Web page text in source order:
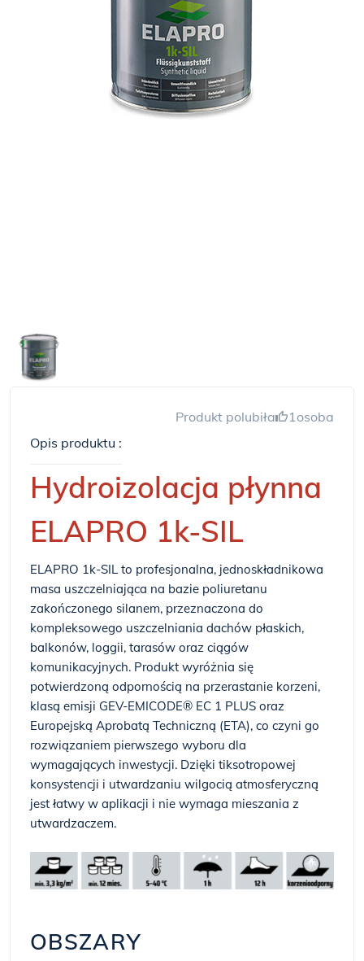
Produkt polubiła 1osoba
Opis produktu :
Hydroizolacja płynna
ELAPRO 1k-SIL
ELAPRO 1k-SIL to profesjonalna, jednoskładnikowa
masa uszczelniająca na bazie poliuretanu
zakończonego silanem, przeznaczona do
kompleksowego uszczelniania dachów płaskich,
balkonów, loggii, tarasów oraz ciągów
komunikacyjnych. Produkt wyróżnia się
potwierdzoną odpornością na przerastanie korzeni,
klasą emisji GEV-EMICODE® EC 1 PLUS oraz
Europejską Aprobatą Techniczną (ETA), co czyni go
rozwiązaniem pierwszego wyboru dla
wymagających inwestycji. Dzięki tiksotropowej
konsystencji i utwardzaniu wilgocią atmosferyczną
jest łatwy w aplikacji i nie wymaga mieszania z
utwardzaczem.
OBSZARY